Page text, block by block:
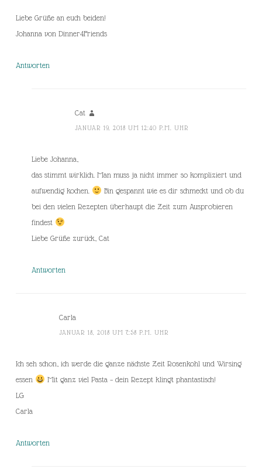
Liebe Grüße an euch beiden!
Johanna von Dinner4Friends
Antworten
Cat
JANUAR 19, 2018 UM 12:40 P.M. UHR
Liebe Johanna,
das stimmt wirklich. Man muss ja nicht immer so kompliziert und
aufwendig kochen.
Bin gespannt wie es dir schmeckt und ob du
bei den vielen Rezepten überhaupt die Zeit zum Ausprobieren
findest
Liebe Grüße zurück, Cat
Antworten
Carla
JANUAR 18, 2018 UM 7:58 P.M. UHR
Ich seh schon, ich werde die ganze nächste Zeit Rosenkohl und Wirsing
essen
Mit ganz viel Pasta – dein Rezept klingt phantastisch!
LG
Carla
Antworten